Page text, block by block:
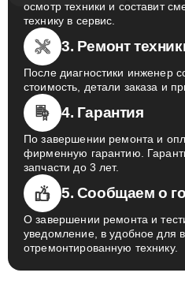
осмотр техники и составит
технику в сервис.
3. Ремонт
После диагностики инженер
стоимость, детали заказа и
4. Гарантия
По завершении ремонта и
фирменную гарантию.
запчасти до 3 лет.
5. Сообщаем о
О завершении ремонта и
уведомление, в удобное для
отремонтированную технику.